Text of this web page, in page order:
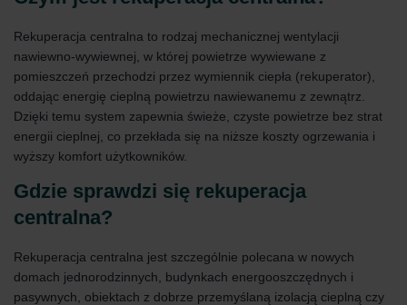
Rekuperacja centralna to rodzaj mechanicznej wentylacji
nawiewno-wywiewnej, w której powietrze wywiewane z
pomieszczeń przechodzi przez wymiennik ciepła (rekuperator),
oddając energię cieplną powietrzu nawiewanemu z zewnątrz.
Dzięki temu system zapewnia świeże, czyste powietrze bez strat
energii cieplnej, co przekłada się na niższe koszty ogrzewania i
wyższy komfort użytkowników.
Gdzie sprawdzi się rekuperacja
centralna?
Rekuperacja centralna jest szczególnie polecana w nowych
domach jednorodzinnych, budynkach energooszczędnych i
pasywnych, obiektach z dobrze przemyślaną izolacją cieplną czy